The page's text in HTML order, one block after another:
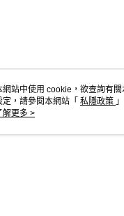
網站中使用 cookie，欲查詢有
定，請參閱本網站「 私隱政策
cookie。
解更多 >